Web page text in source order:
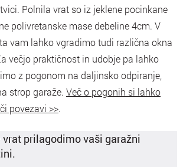
Polnila vrat so iz jeklene pocinkane
polivretanske mase debeline 4cm. V
vam lahko vgradimo tudi različna okna
večjo praktičnost in udobje pa lahko
z pogonom na daljinsko odpiranje,
strop garaže. Več o pogonih si lahko
povezavi >>.
vrat prilagodimo vaši garažni